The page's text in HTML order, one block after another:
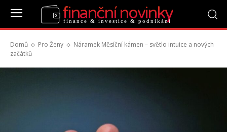
finanční novinky
finance & investice & podnikání
Domů Pro Ženy
Náramek Měsíční kámen – světlo intuice a nových
začátků